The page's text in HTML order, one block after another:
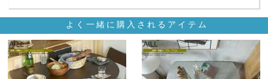
よく一緒に購入されるアイテム